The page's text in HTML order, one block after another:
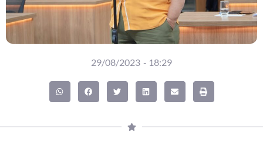
29/08/2023 - 18:29